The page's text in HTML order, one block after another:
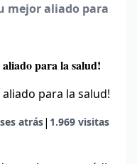
mejor aliado para
para la salud!
atrás| 1.969 visitas